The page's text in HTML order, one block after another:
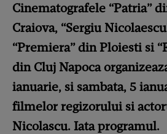
Cinematografele “Patria”
Craiova, “Sergiu
“Premiera” din Ploiesti si
din Cluj Napoca
ianuarie, si sambata, 5
filmelor regizorului si
Nicolascu. Iata programul.